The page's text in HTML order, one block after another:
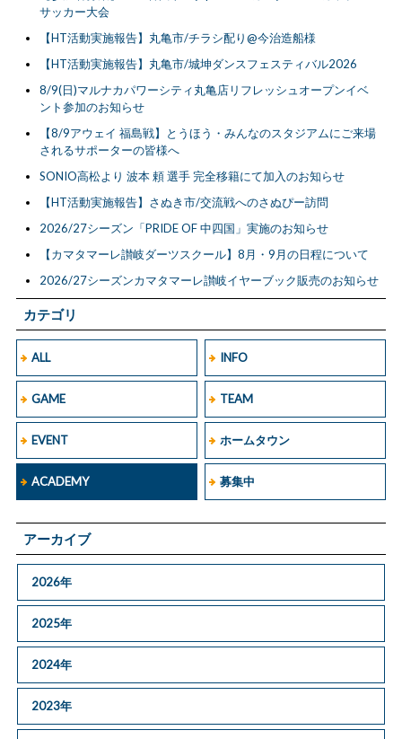
カテゴリ
ALL INFO
GAME TEAM
EVENT ホームタウン
ACADEMY 募集中
アーカイブ
2026年
2025年
2024年
2023年
サッカー大会
【HT活動実施報告】丸亀市/チラシ配り@今治造船様
【HT活動実施報告】丸亀市/城坤ダンスフェスティバル2026
8/9(日)マルナカパワーシティ丸亀店リフレッシュオープンイベ
ント参加のお知らせ
【8/9アウェイ 福島戦】とうほう・みんなのスタジアムにご来場
されるサポーターの皆様へ
SONIO高松より 波本 頼 選手 完全移籍にて加入のお知らせ
【HT活動実施報告】さぬき市/交流戦へのさぬぴー訪問
2026/27シーズン「PRIDE OF 中四国」実施のお知らせ
【カマタマーレ讃岐ダーツスクール】8月・9月の日程について
2026/27シーズンカマタマーレ讃岐イヤーブック販売のお知らせ